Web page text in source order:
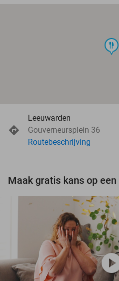
food
Leeuwarden
Gouverneursplein 36
Routebeschrijving